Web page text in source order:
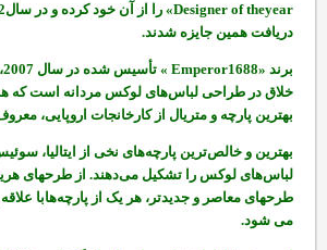
Designer of theyear»
دریافت همین جایزه شدند.
برند «Emperor1688 »
تأسیس
خلاق در طراحی لباس‌های لوکس مردانه است که
بهترین پارچه و متریال از کارخانجات اروپایی،
بهترین و خالص‌ترین پارچه‌های نخی از ایتالیا، سوئیس
لباس‌های لوکس را تشکیل می‌دهند. از طرحهای
طرحهای معاصر و جدیدتر، هر یک از پارچه‌هابا علاقه
می شود.